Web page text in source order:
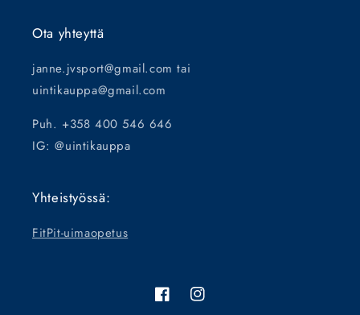
Ota yhteyttä
janne.jvsport@gmail.com tai
uintikauppa@gmail.com
Puh. +358 400 546 646
IG: @uintikauppa
Yhteistyössä:
FitPit-uimaopetus
FacebookInstagram